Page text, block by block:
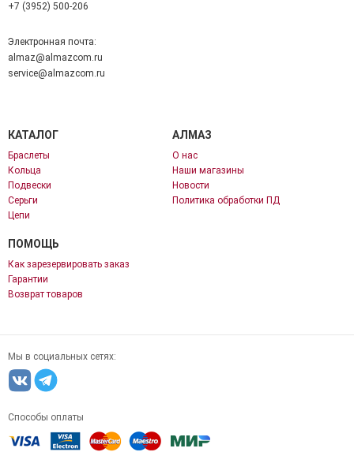
+7 (3952) 500-206
Электронная почта:
almaz@almazcom.ru
service@almazcom.ru
КАТАЛОГ
Браслеты
Кольца
Подвески
Серьги
Цепи
АЛМАЗ
О нас
Наши магазины
Новости
Политика обработки ПД
ПОМОЩЬ
Как зарезервировать заказ
Гарантии
Возврат товаров
Мы в социальных сетях:
Способы оплаты